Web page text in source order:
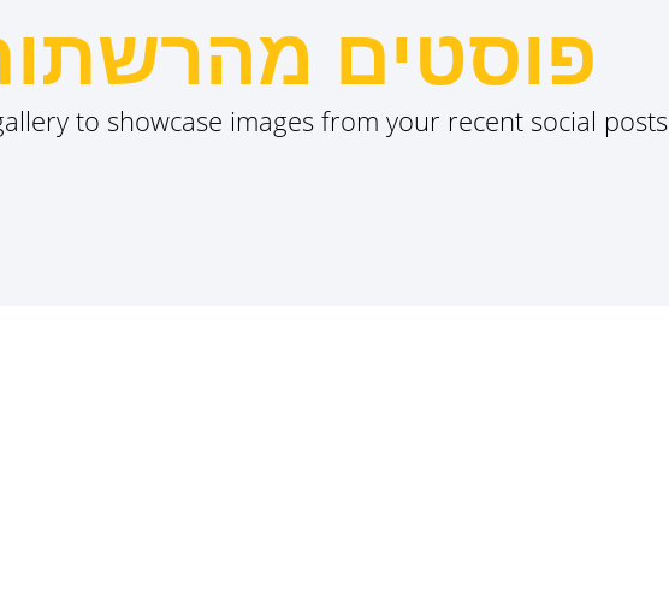
פוסטים
to showcase images from your recent social posts